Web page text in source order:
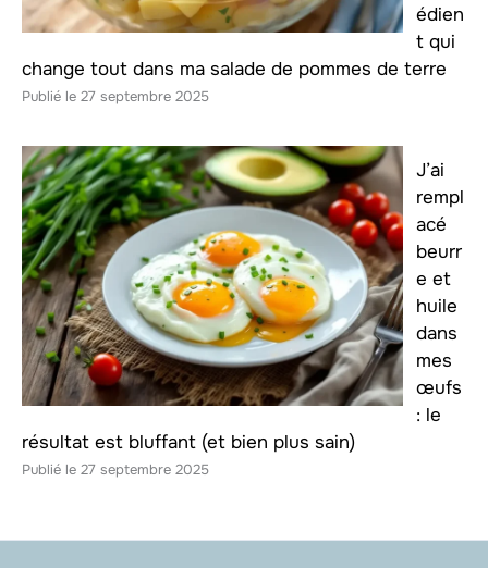
édien
t qui
change tout dans ma salade de pommes de terre
27 septembre 2025
J’ai
rempl
acé
beurr
e et
huile
dans
mes
œufs
: le
résultat est bluffant (et bien plus sain)
27 septembre 2025